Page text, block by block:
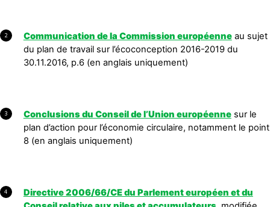
2 Communication de la Commission européenneau sujet
du plan de travail sur l’écoconception 2016-2019 du
30.11.2016, p.6 (en anglais uniquement)
3 Conclusions du Conseil de l’Union européennesur le
plan d’action pour l’économie circulaire, notamment le point
8 (en anglais uniquement)
4
Directive 2006/66/CE du Parlement européen et du